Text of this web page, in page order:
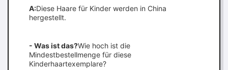
A:Diese Haare für Kinder werden in China
hergestellt.
- Was ist das?Wie hoch ist die
Mindestbestellmenge für diese
Kinderhaartexemplare?